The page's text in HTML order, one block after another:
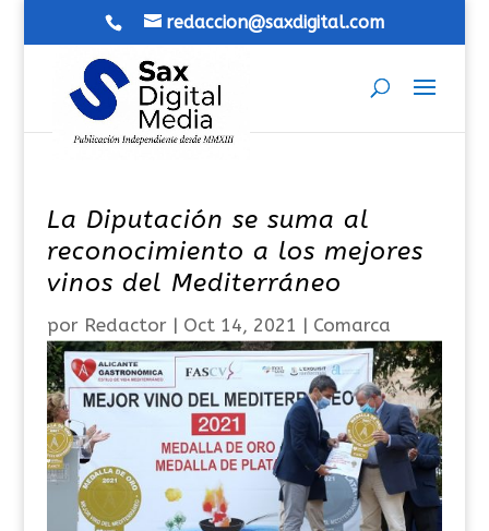
redaccion@saxdigital.com
La Diputación se suma al
reconocimiento a los mejores
vinos del Mediterráneo
por Redactor| Oct 14, 2021 | Comarca